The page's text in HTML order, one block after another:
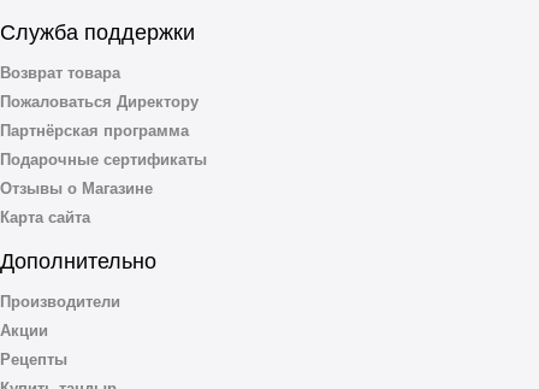
Служба поддержки
Возврат товара
Пожаловаться Директору
Партнёрская программа
Подарочные сертификаты
Отзывы о Магазине
Карта сайта
Дополнительно
Производители
Акции
Рецепты